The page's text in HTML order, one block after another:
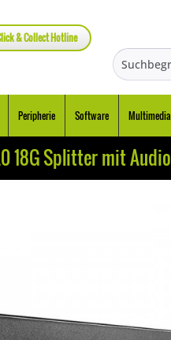
& Collect Hotline
Peripherie Software Multimedia
18G Splitter mit Audio